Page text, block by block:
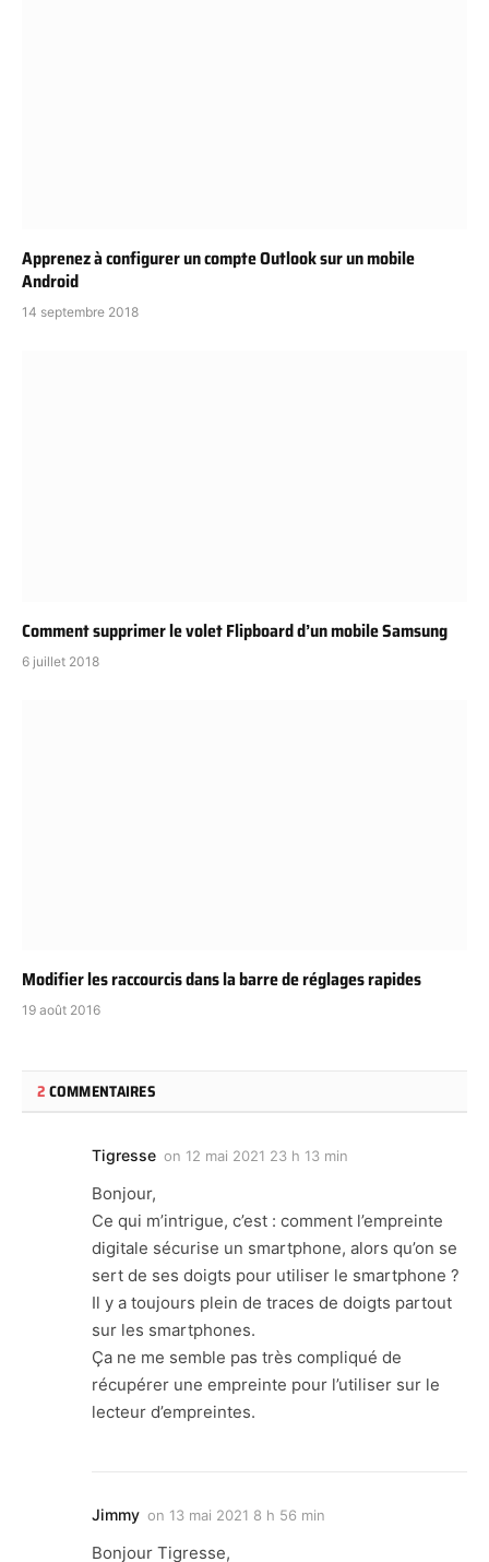
Apprenez à configurer un compte Outlook sur un mobile
Android
14 septembre 2018
Comment supprimer le volet Flipboard d’un mobile Samsung
6 juillet 2018
Modifier les raccourcis dans la barre de réglages rapides
19 août 2016
2COMMENTAIRES
Tigresse on 12 mai 2021 23 h 13 min
Bonjour,
Ce qui m’intrigue, c’est : comment l’empreinte
digitale sécurise un smartphone, alors qu’on se
sert de ses doigts pour utiliser le smartphone ?
Il y a toujours plein de traces de doigts partout
sur les smartphones.
Ça ne me semble pas très compliqué de
récupérer une empreinte pour l’utiliser sur le
lecteur d’empreintes.
Jimmy on 13 mai 2021 8 h 56 min
Bonjour Tigresse,